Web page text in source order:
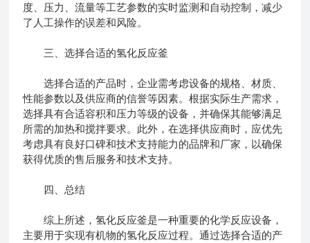
度、压力、流量等工艺参数的实时监测和自动控制，减少
了人工操作的误差和风险。
三、选择合适的氢化反应釜
选择合适的产品时，企业需考虑设备的规格、材质、
性能参数以及供应商的信誉等因素。根据实际生产需求，
选择具有合适容积和压力等级的设备，并确保其能够满足
所需的加热和搅拌要求。此外，在选择供应商时，应优先
考虑具有良好口碑和技术支持能力的品牌和厂家，以确保
获得优质的售后服务和技术支持。
四、总结
综上所述，氢化反应釜是一种重要的化学反应设备，
主要用于实现有机物的氢化反应过程。通过选择合适的产